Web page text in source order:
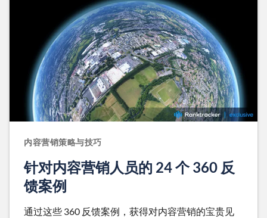
内容营销策略与技巧
针对内容营销人员的 24 个 360 反
馈案例
通过这些 360 反馈案例，获得对内容营销的宝贵见